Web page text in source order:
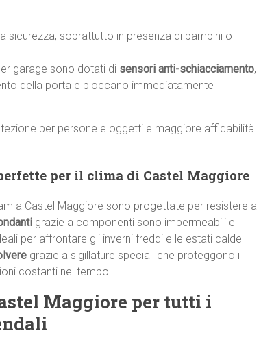
sicurezza, soprattutto in presenza di bambini o
garage sono dotati di sensori anti-schiacciamento,
della porta e bloccano immediatamente
per persone e oggetti e maggiore affidabilità
per il clima di Castel Maggiore
a Castel Maggiore sono progettate per resistere a
grazie a componenti sono impermeabili e
per affrontare gli inverni freddi e le estati calde
grazie a sigillature speciali che proteggono i
costanti nel tempo.
Maggiore per tutti i